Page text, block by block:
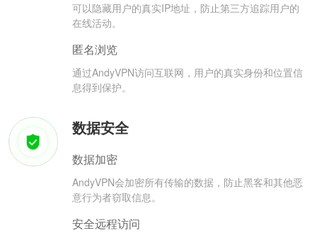
可以隐藏用户的真实IP地址，防止第三方追踪用户的
在线活动。
匿名浏览
通过AndyVPN访问互联网，用户的真实身份和位置信
息得到保护。
数据安全
数据加密
AndyVPN会加密所有传输的数据，防止黑客和其他恶
意行为者窃取信息。
安全远程访问